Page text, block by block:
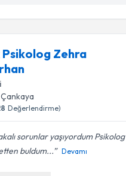
Zehra
, Çankaya
Değerlendirme)
sorunlar yaşıyordum Psikolog
buldum...
Devamı